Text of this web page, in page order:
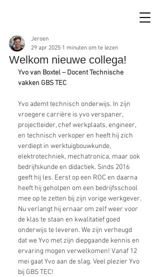
Welkom nieuwe collega!
Jeroen
29 apr 2025 1 minuten om te lezen
Yvo van Boxtel – Docent Technische
vakken GBS TEC
Yvo ademt technisch onderwijs. In zijn
vroegere carrière is yvo verspaner,
projectleider, chef werkplaats, engineer,
en technisch verkoper en heeft hij zich
verdiept in werktuigbouwkunde,
elektrotechniek, mechatronica, maar ook
bedrijfskunde en didactiek. Sinds 2016
geeft hij les. Eerst op een ROC en daarna
heeft hij geholpen om een bedrijfsschool
mee op te zetten bij zijn vorige werkgever.
Nu verlangt hij ernaar om zelf weer voor
de klas te staan en kwalitatief goed
onderwijs te leveren. We zijn verheugd
dat we Yvo met zijn diepgaande kennis en
ervaring mogen verwelkomen! Vanaf 12
mei gaat Yvo aan de slag. Veel plezier Yvo
bij GBS TEC!